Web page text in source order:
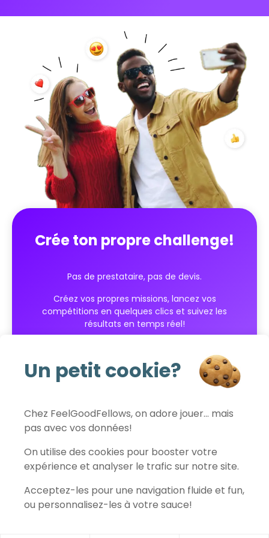
chacun apprend à mieux connaître les autres : leurs
façons de penser, de communiquer, de réagir, de
prendre des initiatives… On découvre les forces de
chacun, on apprend à se faire confiance, à
s’écouter et à avancer dans la même direction. Ce
challenge crée un cadre simple et ludique pour : -
renforcer la cohésion du groupe - développer la
confiance mutuelle - encourager l’entraide et la
coopération - poser les bases de relations saines et
durables Parce que travailler (ou avancer)
ensemble devient beaucoup plus naturel quand on
s’est déjà fait confiance, ce challenge est un vrai
point de départ pour construire une dynamique
collective positive, que ce soit dans un cadre
professionnel, associatif ou tout autre projet
commun. Un défi où l’on ne gagne pas seul, mais
Crée ton propre challenge!
Pas de prestataire, pas de devis.
Créez vos propres missions, lancez vos
compétitions en quelques clics et suivez les
résultats en temps réel!
Commencer gratuitement
Un petit cookie?
Chez FeelGoodFellows, on adore jouer… mais
pas avec vos données!
On utilise des cookies pour booster votre
expérience et analyser le trafic sur notre site.
Acceptez-les pour une navigation fluide et fun,
ou personnalisez-les à votre sauce!
FeelGoodFellows
ContactPolitique de confidentialitéConditions d'utilisation
Mentions légalesPréférences des cookies